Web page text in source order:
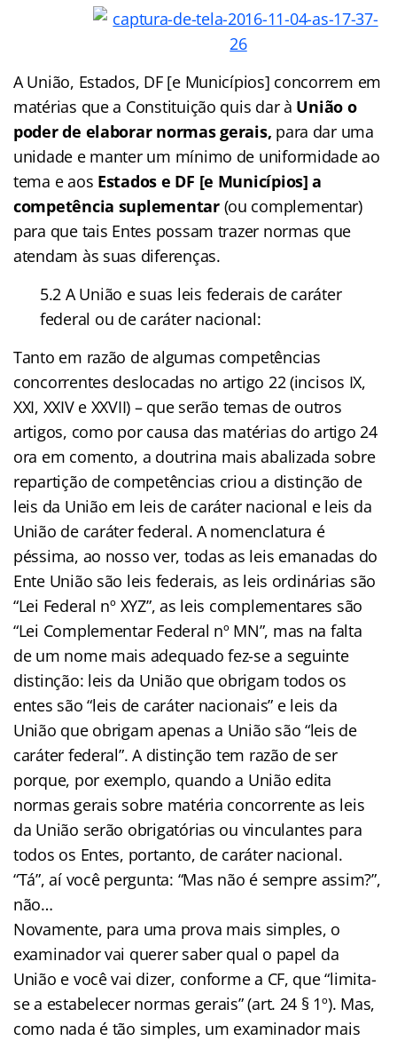
A União, Estados, DF [e Municípios] concorrem em
matérias que a Constituição quis dar à União o
poder de elaborar normas gerais, para dar uma
unidade e manter um mínimo de uniformidade ao
tema e aos Estados e DF [e Municípios] a
competência suplementar(ou complementar)
para que tais Entes possam trazer normas que
atendam às suas diferenças.
5.2 A União e suas leis federais de caráter
federal ou de caráter nacional:
Tanto em razão de algumas competências
concorrentes deslocadas no artigo 22 (incisos IX,
XXI, XXIV e XXVII) – que serão temas de outros
artigos, como por causa das matérias do artigo 24
ora em comento, a doutrina mais abalizada sobre
repartição de competências criou a distinção de
leis da União em leis de caráter nacional e leis da
União de caráter federal. A nomenclatura é
péssima, ao nosso ver, todas as leis emanadas do
Ente União são leis federais, as leis ordinárias são
“Lei Federal nº XYZ”, as leis complementares são
“Lei Complementar Federal nº MN”, mas na falta
de um nome mais adequado fez-se a seguinte
distinção: leis da União que obrigam todos os
entes são “leis de caráter nacionais” e leis da
União que obrigam apenas a União são “leis de
caráter federal”. A distinção tem razão de ser
porque, por exemplo, quando a União edita
normas gerais sobre matéria concorrente as leis
da União serão obrigatórias ou vinculantes para
todos os Entes, portanto, de caráter nacional.
“Tá”, aí você pergunta: “Mas não é sempre assim?”,
não…
Novamente, para uma prova mais simples, o
examinador vai querer saber qual o papel da
União e você vai dizer, conforme a CF, que “limita-
se a estabelecer normas gerais” (art. 24 § 1º). Mas,
como nada é tão simples, um examinador mais